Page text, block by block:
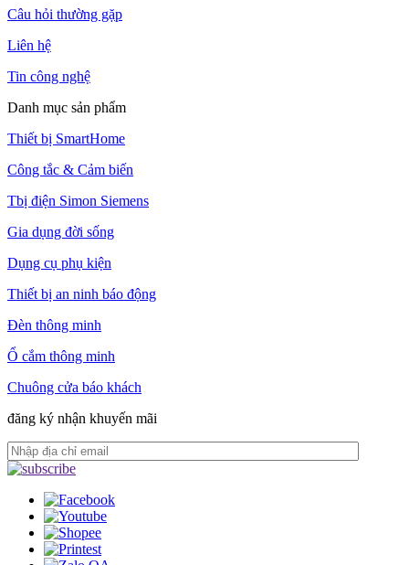
Câu hỏi thường gặp
Liên hệ
Tin công nghệ
Danh mục sản phẩm
Thiết bị SmartHome
Công tắc & Cảm biến
Tbị điện Simon Siemens
Gia dụng đời sống
Dụng cụ phụ kiện
Thiết bị an ninh báo động
Đèn thông minh
Ổ cắm thông minh
Chuông cửa báo khách
đăng ký nhận khuyến mãi